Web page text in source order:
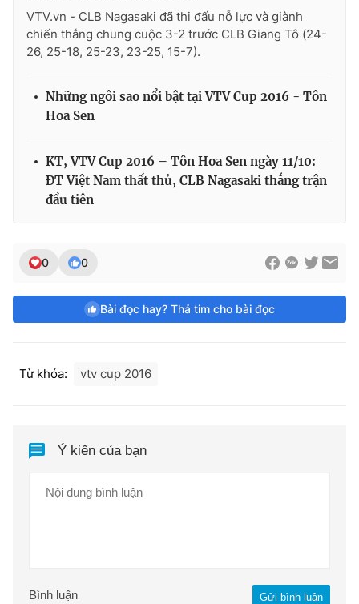
VTV.vn - CLB Nagasaki đã thi đấu nỗ lực và giành
chiến thắng chung cuộc 3-2 trước CLB Giang Tô (24-
26, 25-18, 25-23, 23-25, 15-7).
Những ngôi sao nổi bật tại VTV Cup 2016 - Tôn
Hoa Sen
KT, VTV Cup 2016 – Tôn Hoa Sen ngày 11/10:
ĐT Việt Nam thất thủ, CLB Nagasaki thắng trận
đầu tiên
0 0
Bài đọc hay? Thả tim cho bài đọc
Từ khóa: vtv cup 2016
Ý kiến của bạn
Gửi bình luận
Bình luận